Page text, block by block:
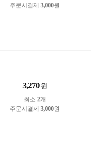
주문시결제 3,000원
3,270 원
최소 2개
주문시결제 3,000원